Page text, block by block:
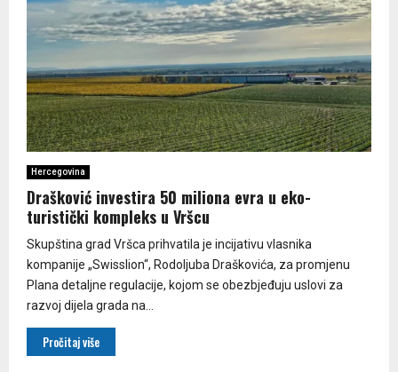
Hercegovina
Drašković investira 50 miliona evra u eko-
turistički kompleks u Vršcu
Skupština grad Vršca prihvatila je incijativu vlasnika
kompanije „Swisslion“, Rodoljuba Draškovića, za promjenu
Plana detaljne regulacije, kojom se obezbjeđuju uslovi za
razvoj dijela grada na...
Pročitaj više